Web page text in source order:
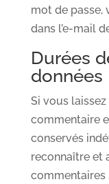
mot de passe,
dans l’e-mail
Durées
données
Si vous
commentaire
conservés
reconnaître et
commentaires